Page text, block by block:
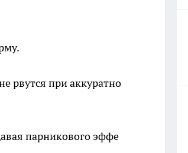
рвутся при аккуратно
парникового эффе